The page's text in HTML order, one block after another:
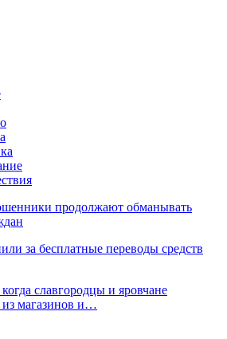
продолжают обманывать
за бесплатные переводы средств
славгородцы и яровчане
магазинов и…